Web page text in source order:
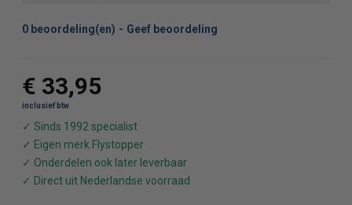
0 beoordeling(en) - Geef beoordeling
€ 33,95